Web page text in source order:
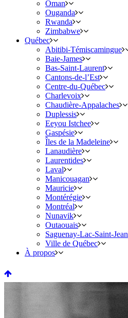
Oman
Ouganda
Rwanda
Zimbabwe
Québec
Abitibi-Témiscamingue
Baie-James
Bas-Saint-Laurent
Cantons-de-l’Est
Centre-du-Québec
Charlevoix
Chaudière-Appalaches
Duplessis
Eeyou Istchee
Gaspésie
Îles de la Madeleine
Lanaudière
Laurentides
Laval
Manicouagan
Mauricie
Montérégie
Montréal
Nunavik
Outaouais
Saguenay-Lac-Saint-Jean
Ville de Québec
À propos